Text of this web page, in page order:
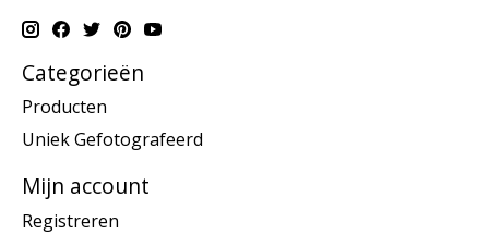
Categorieën
Producten
Uniek Gefotografeerd
Mijn account
Registreren